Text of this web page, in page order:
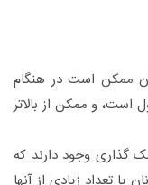
ممکن است در هنگام
است، و ممکن از بالاتر
گذاری وجود دارند که